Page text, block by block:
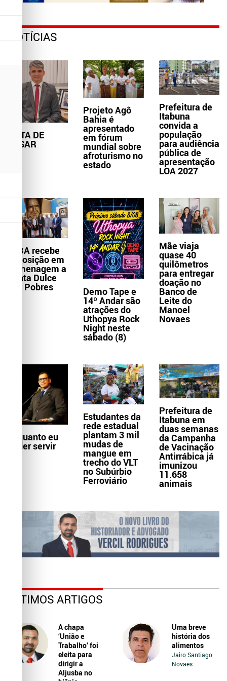
NOTÍCIAS
NOTA DE
PESAR
Projeto Agô
Bahia é
apresentado
em fórum
mundial sobre
afroturismo no
estado
Prefeitura de
Itabuna
convida a
população
para audiência
pública de
apresentação
LOA 2027
TJBA recebe
exposição em
homenagem a
Santa Dulce
dos Pobres Demo Tape e
14º Andar são
atrações do
Uthopya Rock
Night neste
sábado (8)
Mãe viaja
quase 40
quilômetros
para entregar
doação no
Banco de
Leite do
Manoel
Novaes
Enquanto eu
puder servir
Estudantes da
rede estadual
plantam 3 mil
mudas de
mangue em
trecho do VLT
no Subúrbio
Ferroviário
Prefeitura de
Itabuna em
duas semanas
da Campanha
de Vacinação
Antirrábica já
imunizou
11.658
animais
ÚLTIMOS ARTIGOS
A chapa
‘União e
Trabalho’ foi
eleita para
dirigir a
Aljusba no
Uma breve
história dos
alimentos
Jairo Santiago
Novaes